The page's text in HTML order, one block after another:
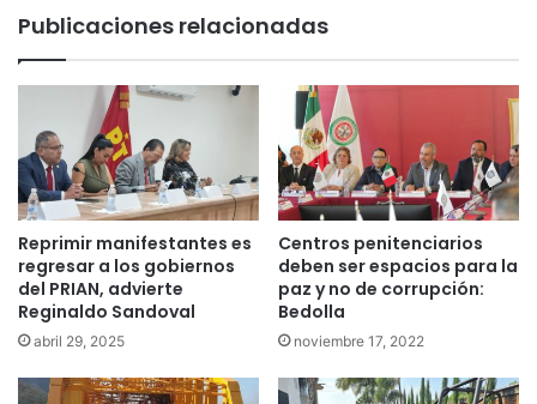
Publicaciones relacionadas
Reprimir manifestantes es
regresar a los gobiernos
del PRIAN, advierte
Reginaldo Sandoval
abril 29, 2025
Centros penitenciarios
deben ser espacios para la
paz y no de corrupción:
Bedolla
noviembre 17, 2022